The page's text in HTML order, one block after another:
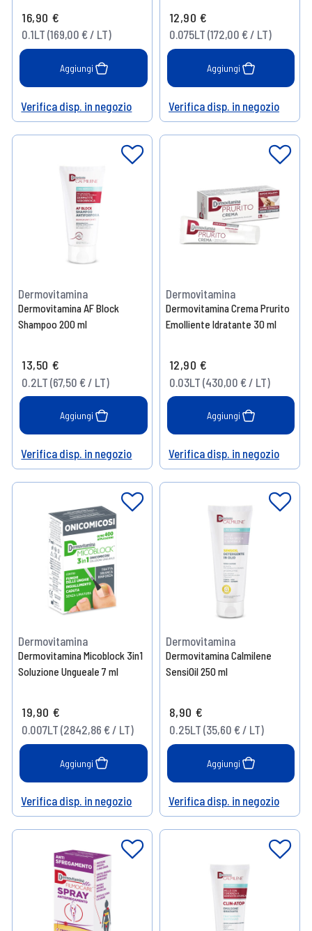
16,90 €
0.1LT (169,00 € / LT)
Aggiungi
Help
Verifica disp. in negozio
12,90 €
0.075LT (172,00 € / LT)
Aggiungi
Help
Verifica disp. in negozio
Dermovitamina
Dermovitamina AF Block
Shampoo 200 ml
13,50 €
0.2LT (67,50 € / LT)
Aggiungi
Help
Verifica disp. in negozio
Dermovitamina
Dermovitamina Crema Prurito
Emolliente Idratante 30 ml
12,90 €
0.03LT (430,00 € / LT)
Aggiungi
Help
Verifica disp. in negozio
Dermovitamina
Dermovitamina Micoblock 3in1
Soluzione Ungueale 7 ml
19,90 €
0.007LT (2842,86 € / LT)
Aggiungi
Help
Verifica disp. in negozio
Dermovitamina
Dermovitamina Calmilene
SensiOil 250 ml
8,90 €
0.25LT (35,60 € / LT)
Aggiungi
Help
Verifica disp. in negozio